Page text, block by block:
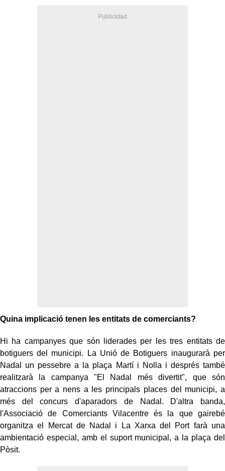
Quina implicació tenen les entitats de comerciants?
Hi ha campanyes que són liderades per les tres entitats de
botiguers del municipi. La Unió de Botiguers inaugurarà per
Nadal un pessebre a la plaça Martí i Nolla i després també
realitzarà la campanya "El Nadal més divertit", que són
atraccions per a nens a les principals places del municipi, a
més del concurs d'aparadors de Nadal. D'altra banda,
l'Associació de Comerciants Vilacentre és la que gairebé
organitza el Mercat de Nadal i La Xarxa del Port farà una
ambientació especial, amb el suport municipal, a la plaça del
Pòsit.